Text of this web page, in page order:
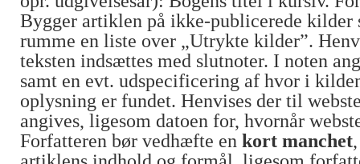
Bygger artiklen på ikke-publicerede kilder
rumme en liste over „Utrykte kilder”.
teksten indsættes med slutnoter. I noten
samt en evt. udspecificering af hvor i
oplysning er fundet. Henvises der til
angives, ligesom datoen for, hvornår
Forfatteren bør vedhæfte en kort manchet